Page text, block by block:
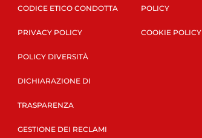
CODICE ETICO CONDOTTA
PRIVACY POLICY
POLICY DIVERSITÀ
DICHIARAZIONE DI
TRASPARENZA
GESTIONE DEI RECLAMI
POLICY
COOKIE POLICY